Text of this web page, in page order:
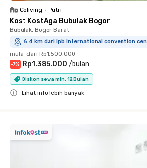
Coliving • Putri
Kost KostAga Bubulak Bogor
Bubulak, Bogor Barat
6.4 km dari ipb international convention
mulai dari Rp1.500.000
-7% Rp1.385.000 /bulan
Diskon sewa min. 12 Bulan
Lihat info lebih banyak